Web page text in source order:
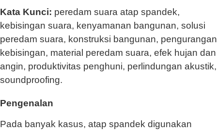
Kata Kunci: peredam suara atap spandek,
kebisingan suara, kenyamanan bangunan, solusi
peredam suara, konstruksi bangunan, pengurangan
kebisingan, material peredam suara, efek hujan dan
angin, produktivitas penghuni, perlindungan akustik,
soundproofing.
Pengenalan
Pada banyak kasus, atap spandek digunakan